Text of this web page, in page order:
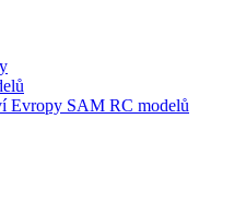
Evropy SAM RC modelů